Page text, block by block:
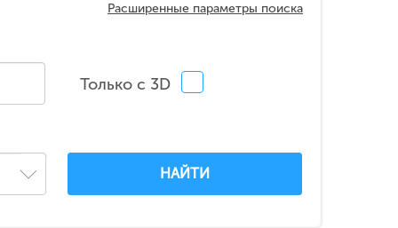
Расширенные параметры поиска
Только с 3D
НАЙТИ